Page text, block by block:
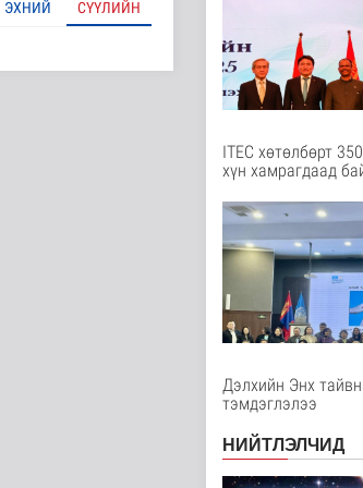
ЭХНИЙ СҮҮЛИЙН
4
AI”
4
Нийгэм
5
хүүх..
5
ITEC хөтөлбөрт
хүн хамрагдаад
Дэлхийн Энх
тэмдэглэлээ
НИЙТЛЭЛЧИД